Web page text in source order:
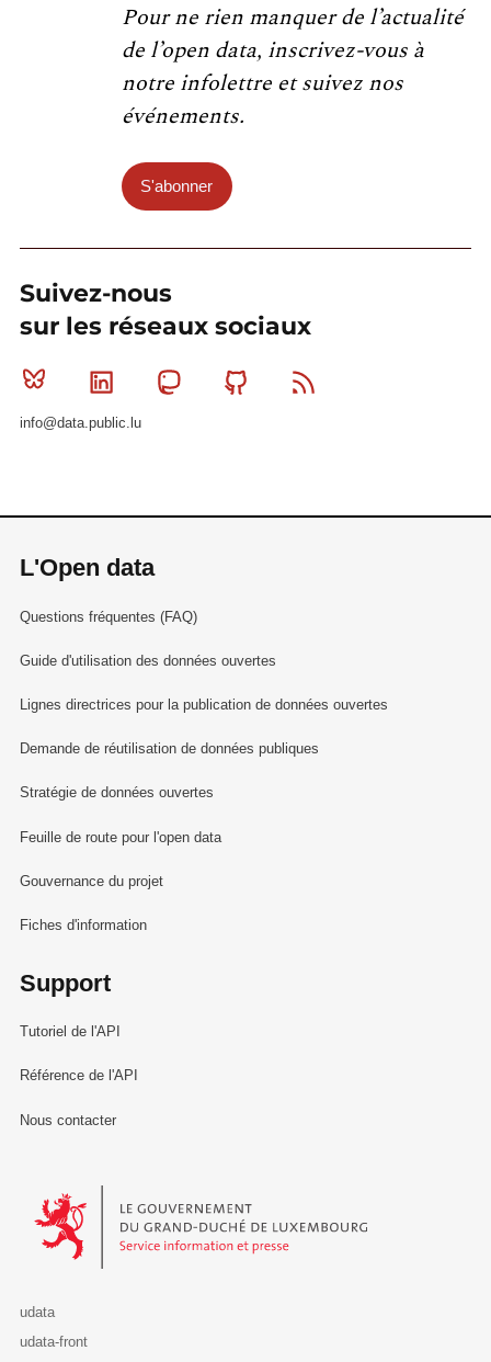
Pour ne rien manquer de l’actualité
de l’open data, inscrivez-vous à
notre infolettre et suivez nos
événements.
S'abonner
Suivez-nous
sur les réseaux sociaux
Bluesky Linkedin MastodonGithub
info@data.public.lu
L'Open data
Questions fréquentes (FAQ)
Guide d'utilisation des données ouvertes
Lignes directrices pour la publication de données ouvertes
Demande de réutilisation de données publiques
Stratégie de données ouvertes
Feuille de route pour l'open data
Gouvernance du projet
Fiches d'information
Support
Tutoriel de l'API
Référence de l'API
Nous contacter
Le Gouvernement du Grand-Duché de Luxembourg - Service
udata
udata-front